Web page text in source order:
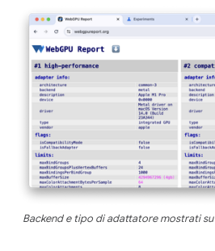
Backend e tipo di adattatore mostrati su